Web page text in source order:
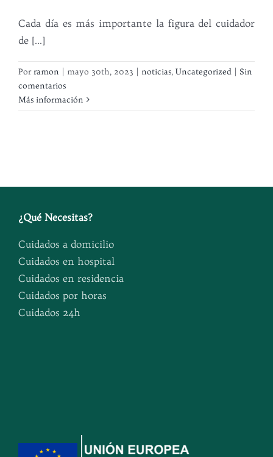
Cada día es más importante la figura del cuidador
de [...]
Porramon mayo 30th, 2023 noticias, Uncategorized
Sin
comentarios
Más información
¿Qué Necesitas?
Cuidados a domicilio
Cuidados en hospital
Cuidados en residencia
Cuidados por horas
Cuidados 24h